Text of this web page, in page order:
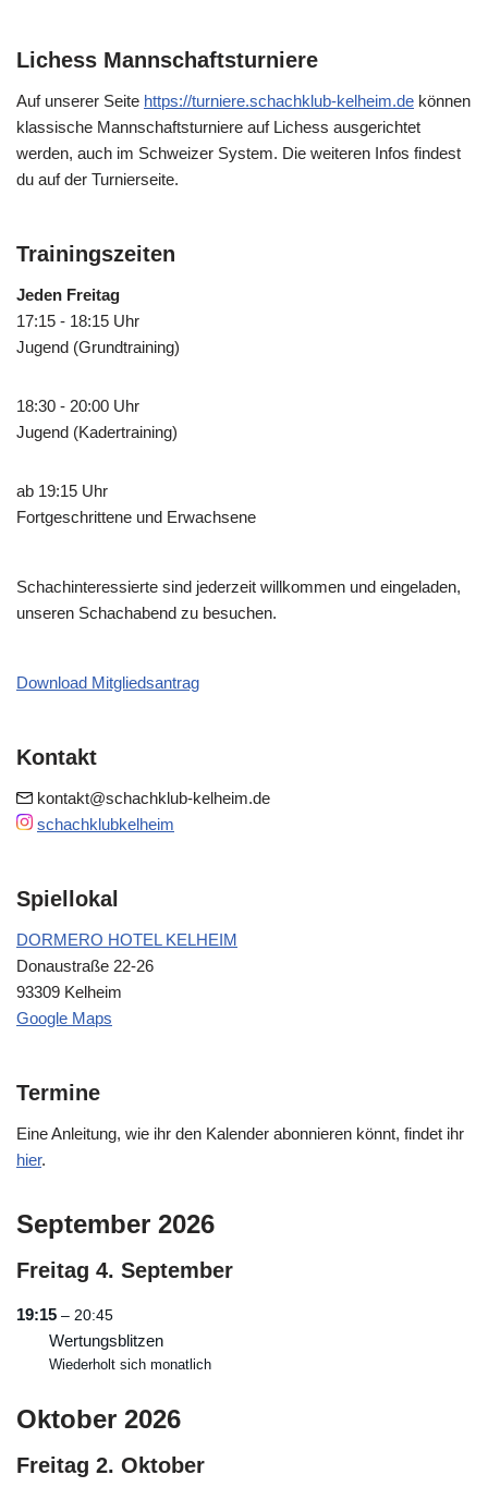
Lichess Mannschaftsturniere
Auf unserer Seite https://turniere.schachklub-kelheim.de können
klassische Mannschaftsturniere auf Lichess ausgerichtet
werden, auch im Schweizer System. Die weiteren Infos findest
du auf der Turnierseite.
Trainingszeiten
Jeden Freitag
17:15 - 18:15 Uhr
Jugend (Grundtraining)
18:30 - 20:00 Uhr
Jugend (Kadertraining)
ab 19:15 Uhr
Fortgeschrittene und Erwachsene
Schachinteressierte sind jederzeit willkommen und eingeladen,
unseren Schachabend zu besuchen.
Download Mitgliedsantrag
Kontakt
kontakt@schachklub-kelheim.de
schachklubkelheim
Spiellokal
DORMERO HOTEL KELHEIM
Donaustraße 22-26
93309 Kelheim
Google Maps
Termine
Eine Anleitung, wie ihr den Kalender abonnieren könnt, findet ihr
hier.
September 2026
Freitag 4. September
19:15 – 20:45
Wertungsblitzen
Wiederholt sich monatlich
Oktober 2026
Freitag 2. Oktober